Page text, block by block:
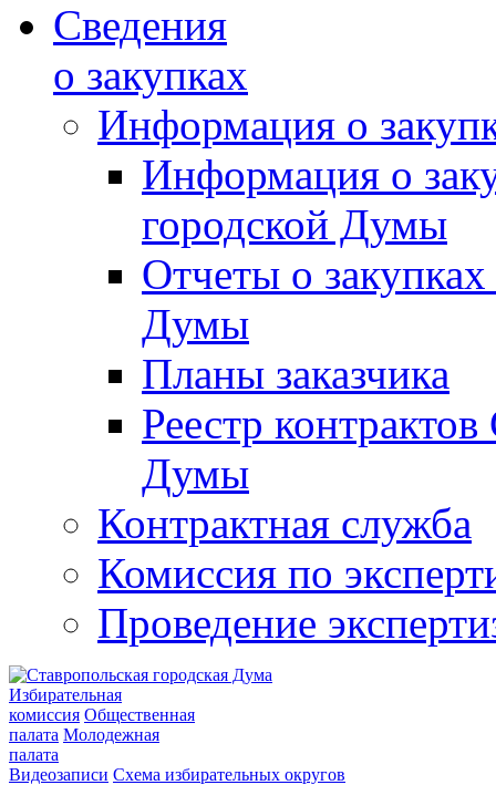
Сведения
о закупках
Информация о
Информация о
городской Думы
Отчеты о
Думы
Планы заказчика
Реестр
Думы
Контрактная служба
Комиссия по
Проведение
Избирательная
комиссия Общественная
палата Молодежная
палата
Видеозаписи Схема избирательных округов